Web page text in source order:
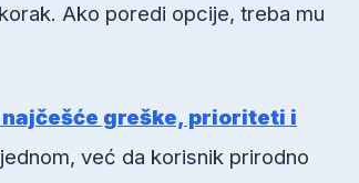
Ako poredi opcije, treba mu
najčešće greške, prioriteti i
već da korisnik prirodno